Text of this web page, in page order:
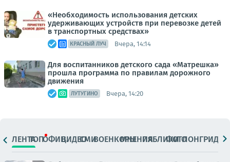
«Необходимость использования детских
удерживающих устройств при перевозке детей
в транспортных средствах»
КРАСНЫЙ ЛУЧ Вчера, 14:14
Для воспитанников детского сада «Матрешка»
прошла программа по правилам дорожного
движения
ЛУТУГИНО Вчера, 14:20
ЛЕНТАТОПОФИЦ.ВИДЕОСМИВОЕНКОРЫМНЕНИЯПАБЛИКИ
ФОТОЛОНГРИДЫ